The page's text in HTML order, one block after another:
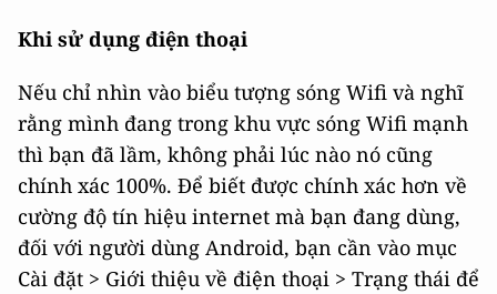
Khi sử dụng điện thoại
Nếu chỉ nhìn vào biểu tượng sóng Wifi và nghĩ
rằng mình đang trong khu vực sóng Wifi mạnh
thì bạn đã lầm, không phải lúc nào nó cũng
chính xác 100%. Để biết được chính xác hơn về
cường độ tín hiệu internet mà bạn đang dùng,
đối với người dùng Android, bạn cần vào mục
Cài đặt > Giới thiệu về điện thoại > Trạng thái để